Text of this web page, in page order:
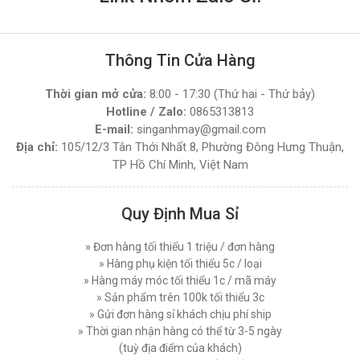
Hiệu Quả Đúng Cách
Thứ bảy, 03/01/2026
Nên chọn Loại Nào ?
Thứ ba, 30/12/2025
Máy Cắt Chỉ Thừa Là Gì? Cấu Tạo Và Nguyên Lý
Hoạt Động
Thứ tư, 24/12/2025
Nhất Thị Trường Hiện Nay
Bí Quyết Bảo Dưỡng Máy Cắt Vải Đúng Cách
Hiệu Quả
Thứ ba, 16/12/2025
Tiêu Chí Lựa Chọn Máy Cắt Vải Cầm Tay Chất
Lượng Phù Hợp
Thứ tư, 10/12/2025
MÁY CẮT VẢI TAY CẦM LEJIANG YJ-125 CÔNG
SUẤT 350 W
Đăng nhập để xem giá sỉ
Giá bán lẻ:2.400.000đ
MÁY CẮT VẢI TAY CẦM CHẠY PIN CHEERING
Giá bán lẻ: 3.200.000đ
MÁY CẮT VẢI ĐẦU BÀN SIPUBA 108D (NGUYÊN
BỘ)
Đăng nhập để xem giá sỉ
Giá bán lẻ:3.850.000đ
Thông Tin Cửa Hàng
Thời gian mở cửa: 8:00 - 17:30 (Thứ hai - Thứ bảy)
Hotline / Zalo: 0865313813
E-mail: singanhmay@gmail.com
Địa chỉ: 105/12/3 Tân Thới Nhất 8, Phường Đông Hưng Thuận,
TP Hồ Chí Minh, Việt Nam
Quy Định Mua Sỉ
» Đơn hàng tối thiểu 1 triệu / đơn hàng
» Hàng phụ kiện tối thiểu 5c / loại
» Hàng máy móc tối thiểu 1c / mã máy
» Sản phẩm trên 100k tối thiểu 3c
» Gửi đơn hàng sỉ khách chịu phí ship
» Thời gian nhận hàng có thể từ 3-5 ngày
(tuỳ địa điểm của khách)